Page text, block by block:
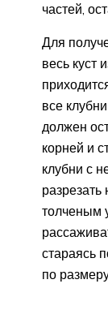
частей,
Для
весь куст
все
должен
корней и
клубни с
разрезать
толченым
стараясь
по